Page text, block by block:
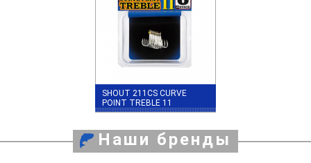
SHOUT 211CS CURVE
POINT TREBLE 11
Наши бренды